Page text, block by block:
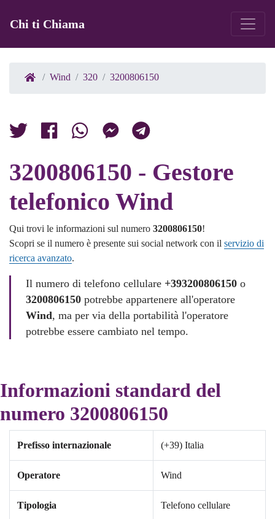
Chi ti Chiama
Wind 320 3200806150
3200806150 - Gestore
telefonico Wind
Qui trovi le informazioni sul numero 3200806150!
Scopri se il numero è presente sui social network con il servizio di
ricerca avanzato.
Il numero di telefono cellulare +393200806150 o
3200806150 potrebbe appartenere all'operatore
Wind, ma per via della portabilità l'operatore
potrebbe essere cambiato nel tempo.
Informazioni standard del
numero 3200806150
Prefisso internazionale (+39) Italia
Operatore Wind
Tipologia Telefono cellulare